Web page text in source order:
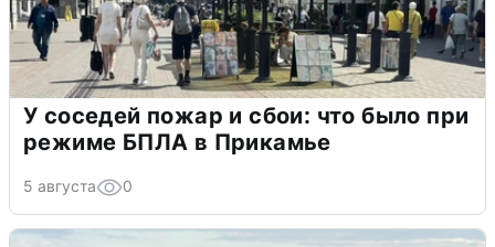
У соседей пожар и сбои: что было при
режиме БПЛА в Прикамье
5 августа 0